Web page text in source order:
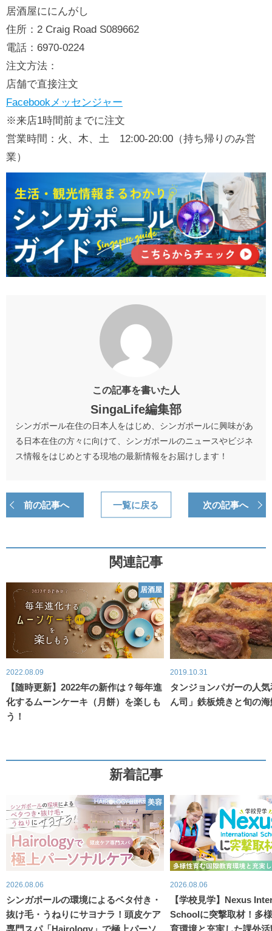
居酒屋ににんがし
住所：2 Craig Road S089662
電話：6970-0224
注文方法：
店舗で直接注文
Facebookメッセンジャー
※来店1時間前までに注文
営業時間：火、木、土 12:00-20:00（持ち帰りのみ営
業）
この記事を書いた人
SingaLife編集部
シンガポール在住の日本人をはじめ、シンガポールに興味があ
る日本在住の方々に向けて、シンガポールのニュースやビジネ
ス情報をはじめとする現地の最新情報をお届けします！
前の記事へ 次の記事へ
一覧に戻る
関連記事
居酒屋
2022.08.09
【随時更新】2022年の新作は？毎年進
化するムーンケーキ（月餅）を楽しも
う！
2019.10.31
タンジョンパガーの人
ん司」鉄板焼きと旬の
新着記事
美容
2026.08.06
シンガポールの環境によるベタ付き・
抜け毛・うねりにサヨナラ！頭皮ケア
専門スパ「Hairology」で極上パーソ
2026.08.06
【学校見学】Nexus
Schoolに突撃取材！多
育環境と充実した課外